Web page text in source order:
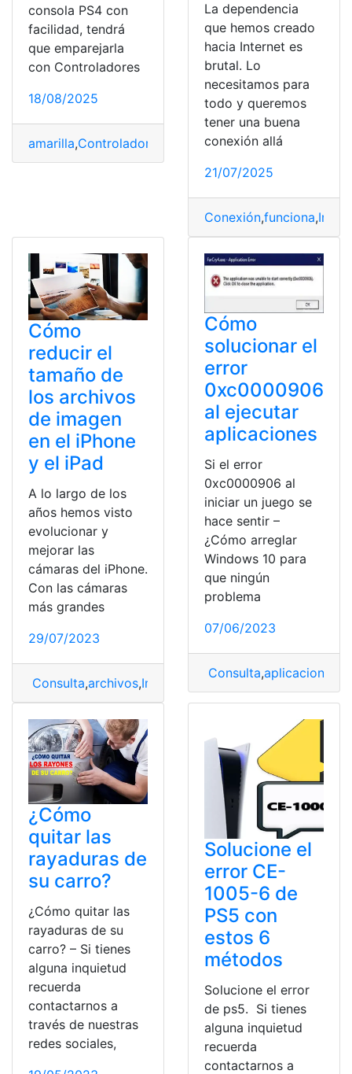
consola PS4 con
facilidad, tendrá
que emparejarla
con Controladores
18/08/2025
amarilla,Controlador Reparar,Soluciones
La dependencia
que hemos creado
hacia Internet es
brutal. Lo
necesitamos para
todo y queremos
tener una buena
conexión allá
21/07/2025
Conexión,funciona,
Cómo
reducir el
tamaño de
los archivos
de imagen
en el iPhone
y el iPad
A lo largo de los
años hemos visto
evolucionar y
mejorar las
cámaras del iPhone.
Con las cámaras
más grandes
29/07/2023
Consulta,archivos,Imagen Iphone Reducir Tamaño
Cómo
solucionar el
error
0xc0000906
al ejecutar
aplicaciones
Si el error
0xc0000906 al
iniciar un juego se
hace sentir –
¿Cómo arreglar
Windows 10 para
que ningún
problema
07/06/2023
Consulta,aplicaciones
¿Cómo
quitar las
rayaduras de
su carro?
¿Cómo quitar las
rayaduras de su
carro? – Si tienes
alguna inquietud
recuerda
contactarnos a
través de nuestras
redes sociales,
Solucione el
error CE-
1005-6 de
PS5 con
estos 6
métodos
Solucione el error
de ps5. Si tienes
alguna inquietud
recuerda
contactarnos a